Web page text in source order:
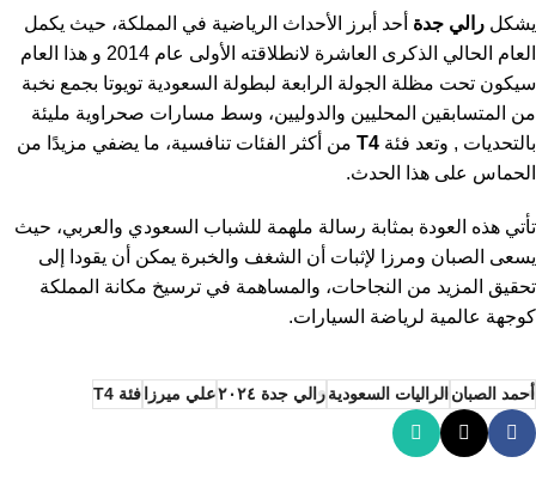
يشكل رالي جدة أحد أبرز الأحداث الرياضية في المملكة، حيث يكمل
العام الحالي الذكرى العاشرة لانطلاقته الأولى عام 2014 و هذا العام
سيكون تحت مظلة الجولة الرابعة لبطولة السعودية تويوتا بجمع نخبة
من المتسابقين المحليين والدوليين، وسط مسارات صحراوية مليئة
بالتحديات , وتعد فئة T4 من أكثر الفئات تنافسية، ما يضفي مزيدًا من
الحماس على هذا الحدث.
تأتي هذه العودة بمثابة رسالة ملهمة للشباب السعودي والعربي، حيث
يسعى الصبان ومرزا لإثبات أن الشغف والخبرة يمكن أن يقودا إلى
تحقيق المزيد من النجاحات، والمساهمة في ترسيخ مكانة المملكة
كوجهة عالمية لرياضة السيارات.
أحمد الصبانالراليات السعوديةرالي جدة ٢٠٢٤ علي ميرزافئة T4